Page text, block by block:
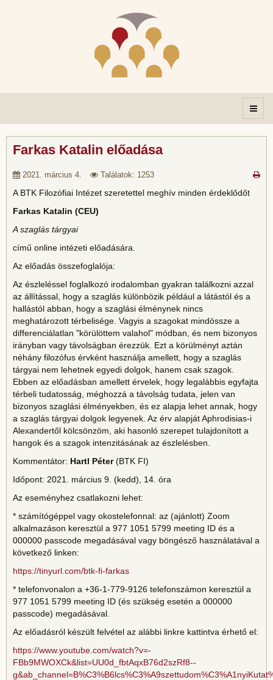
Farkas Katalin előadása
2021. március 4. Találatok: 1253
A BTK Filozófiai Intézet szeretettel meghív minden érdeklődőt
Farkas Katalin (CEU)
A szaglás tárgyai
című online intézeti előadására.
Az előadás összefoglalója:
Az észleléssel foglalkozó irodalomban gyakran találkozni azzal
az állítással, hogy a szaglás különbözik például a látástól és a
hallástól abban, hogy a szaglási élménynek nincs
meghatározott térbelisége. Vagyis a szagokat mindössze a
differenciálatlan "körülöttem valahol" módban, és nem bizonyos
irányban vagy távolságban érezzük. Ezt a körülményt aztán
néhány filozófus érvként használja amellett, hogy a szaglás
tárgyai nem lehetnek egyedi dolgok, hanem csak szagok.
Ebben az előadásban amellett érvelek, hogy legalábbis egyfajta
térbeli tudatosság, méghozzá a távolság tudata, jelen van
bizonyos szaglási élményekben, és ez alapja lehet annak, hogy
a szaglás tárgyai dolgok legyenek. Az érv alapját Aphrodisias-i
Alexandertől kölcsönzöm, aki hasonló szerepet tulajdonított a
hangok és a szagok intenzitásának az észlelésben.
Kommentátor: Hartl Péter(BTK FI)
Időpont: 2021. március 9. (kedd), 14. óra
Az eseményhez csatlakozni lehet:
* számítógéppel vagy okostelefonnal: az (ajánlott) Zoom
alkalmazáson keresztül a 977 1051 5799 meeting ID és a
000000 passcode megadásával vagy böngésző használatával a
következő linken:
https://tinyurl.com/btk-fi-farkas
* telefonvonalon a +36-1-779-9126 telefonszámon keresztül a
977 1051 5799 meeting ID (és szükség esetén a 000000
passcode) megadásával.
Az előadásról készült felvétel az alábbi linkre kattintva érhető el:
https://www.youtube.com/watch?v=-
FBb9MWOXCk&list=UU0d_fbtAqxB76d2szRf8--